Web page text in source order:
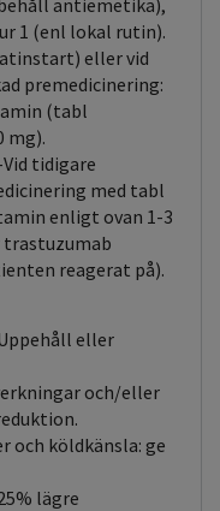
antiemetika),
1 (enl lokal rutin).
eller vid
premedicinering:
(tabl
mg).
tidigare
med tabl
enligt ovan 1-3
reagerat på).
eller
och/eller
och köldkänsla: ge
lägre